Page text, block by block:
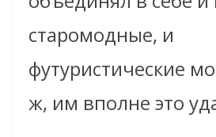
старомодные, и
футуристические
ж, им вполне это